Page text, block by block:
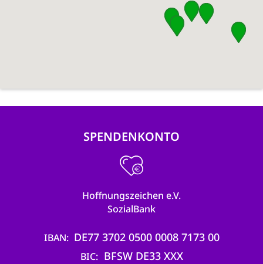
SPENDENKONTO
Hoffnungszeichen e.V.
SozialBank
IBAN DE77 3702 0500 0008 7173 00
BIC BFSW DE33 XXX